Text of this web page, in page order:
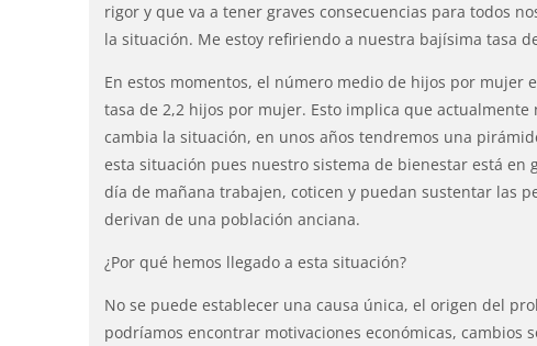
rigor y que va a tener graves consecuencias para todos
la situación. Me estoy refiriendo a nuestra bajísima tasa
En estos momentos, el número medio de hijos por mujer
tasa de 2,2 hijos por mujer. Esto implica que
cambia la situación, en unos años tendremos una
esta situación pues nuestro sistema de bienestar está
día de mañana trabajen, coticen y puedan sustentar las
derivan de una población anciana.
¿Por qué hemos llegado a esta situación?
No se puede establecer una causa única, el origen del
podríamos encontrar motivaciones económicas,